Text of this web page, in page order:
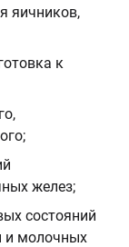
яичников,
к
желез;
состояний
и молочных